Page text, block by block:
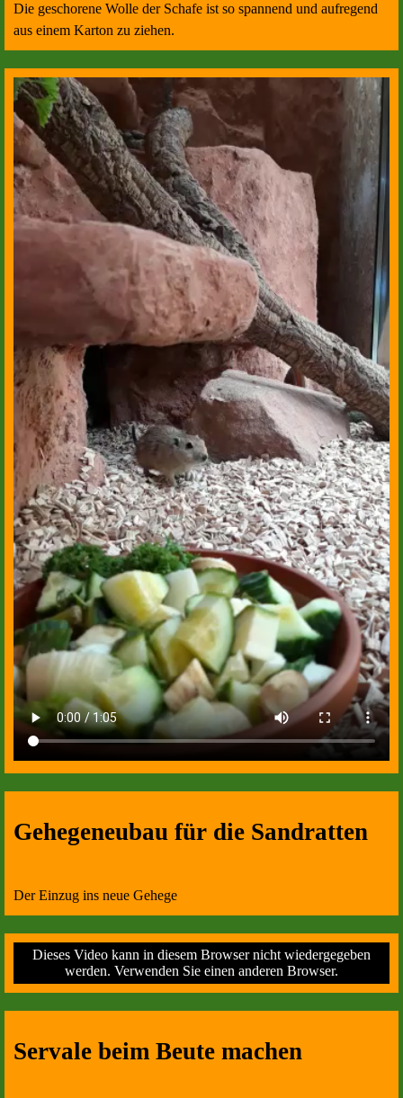
Die geschorene Wolle der Schafe ist so spannend und aufregend
aus einem Karton zu ziehen.
Gehegeneubau für die Sandratten
Der Einzug ins neue Gehege
Dieses Video kann in diesem Browser nicht wiedergegeben
werden. Verwenden Sie einen anderen Browser.
Servale beim Beute machen